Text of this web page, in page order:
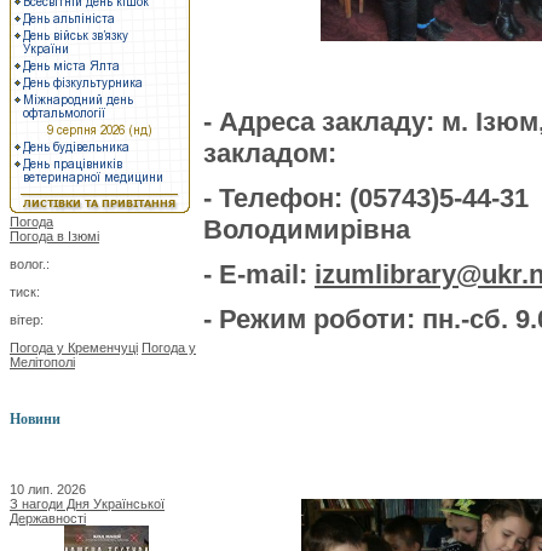
Погода
Погода в Ізюмі
волог.:
тиск:
вітер:
Погода у Кременчуці Погода у
Мелітополі
Новини
10 лип. 2026
З нагоди Дня Української
Державності
- Адреса закладу: м.
закладом:
- Телефон:
Володимирівна
- Е-mail:
- Режим роботи: пн.-сб.